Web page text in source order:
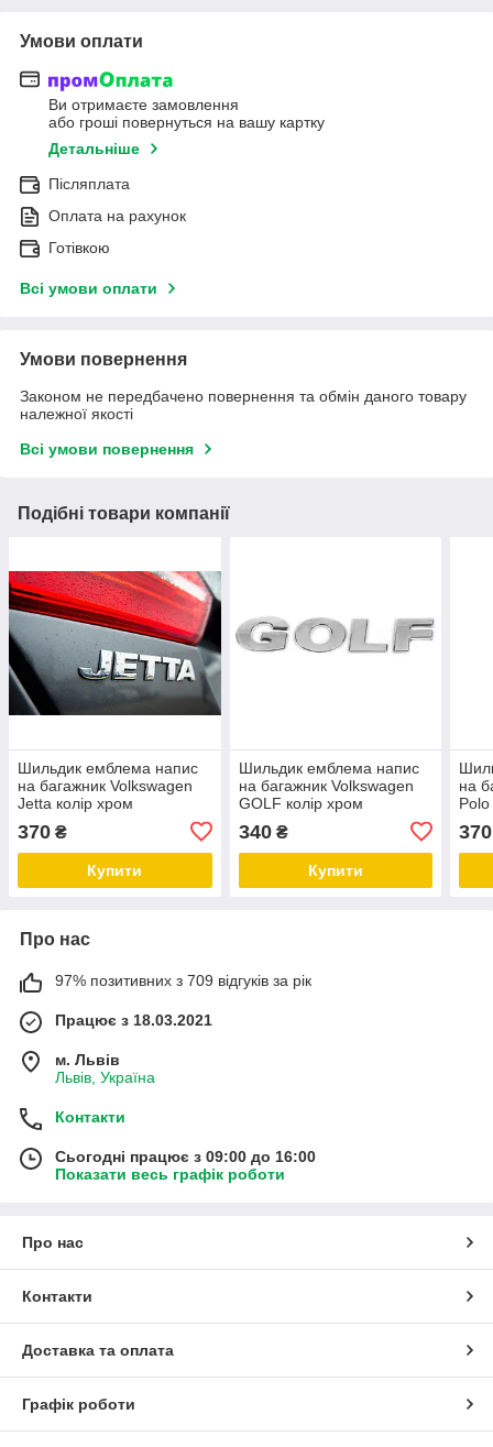
Умови оплати
Ви отримаєте замовлення
або гроші повернуться на вашу картку
Детальніше
Післяплата
Оплата на рахунок
Готівкою
Всі умови оплати
Умови повернення
Законом не передбачено повернення та обмін даного товару
належної якості
Всі умови повернення
Подібні товари компанії
Шильдик емблема напис
на багажник Volkswagen
Jetta колір хром
370 ₴
Купити
Шильдик емблема напис
на багажник Volkswagen
GOLF колір хром
340₴
Купити
на
370
Про нас
97% позитивних з 709 відгуків за рік
Працює з 18.03.2021
м. Львів
Львів, Україна
Контакти
Сьогодні працює з 09:00 до 16:00
Показати весь графік роботи
Про нас
Контакти
Доставка та оплата
Графік роботи